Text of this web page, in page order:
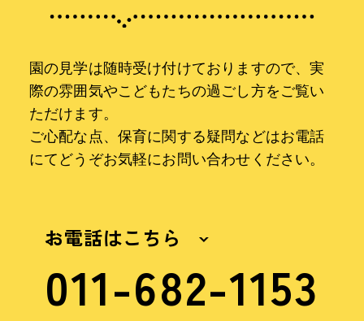
園の見学は随時受け付けておりますので、実
際の雰囲気やこどもたちの過ごし方をご覧い
ただけます。
ご心配な点、保育に関する疑問などはお電話
にてどうぞお気軽にお問い合わせください。
お電話はこちら
011-682-1153